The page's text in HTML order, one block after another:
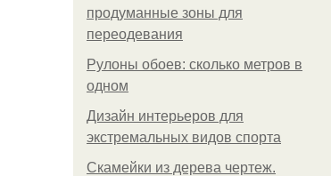
продуманные зоны для
переодевания
Рулоны обоев: сколько метров в
одном
Дизайн интерьеров для
экстремальных видов спорта
Скамейки из дерева чертеж.